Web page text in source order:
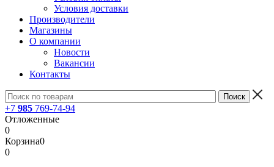
Условия доставки
Производители
Магазины
О компании
Новости
Вакансии
Контакты
+7 985 769-74-94
Отложенные
0
Корзина0
0